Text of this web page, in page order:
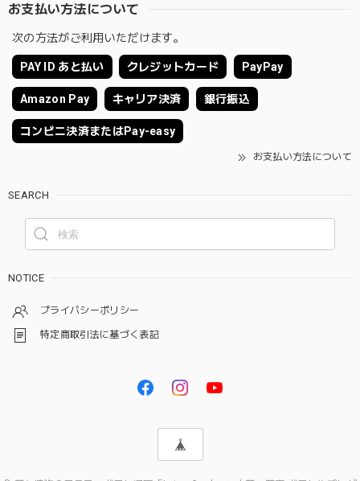
お支払い方法について
次の方法がご利用いただけます。
PAY ID あと払い クレジットカード PayPay
Amazon Pay キャリア決済 銀行振込
コンビニ決済またはPay-easy
お支払い方法について
SEARCH
NOTICE
プライバシーポリシー
特定商取引法に基づく表記